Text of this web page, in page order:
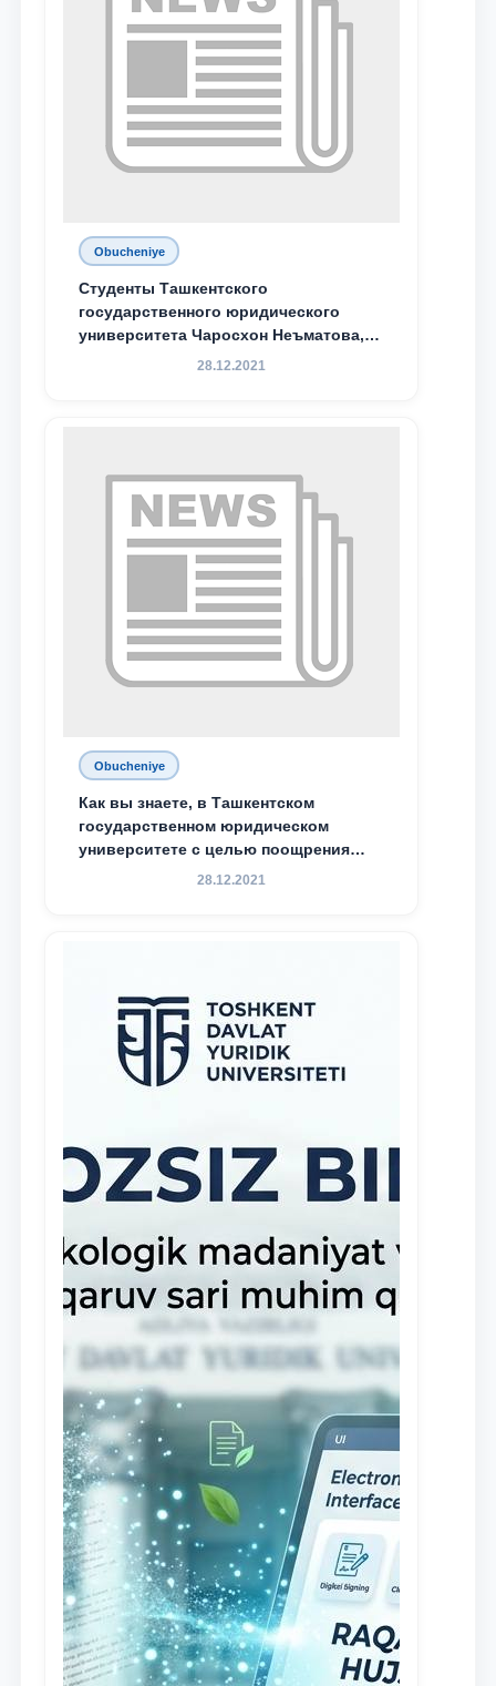
Obucheniye
Студенты Ташкентского
государственного юридического
университета Чаросхон Неъматова,
Севдо Хакимходжаева, Анбарой
специальной стипендии имени
Хадичи Сулеймановой.
28.12.2021
Obucheniye
Как вы знаете, в Ташкентском
государственном юридическом
университете с целью поощрения
талантливых, активных и
28.12.2021